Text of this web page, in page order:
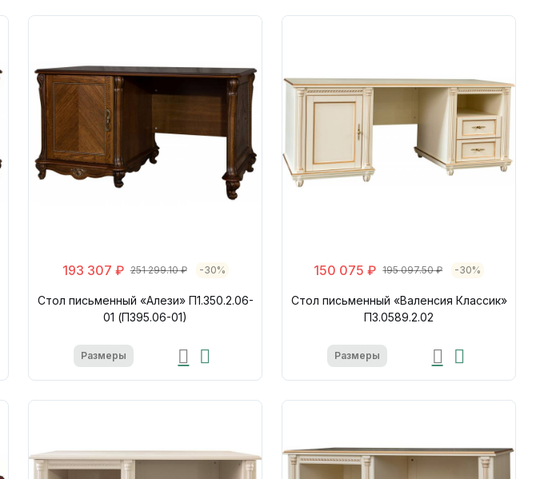
193 307 ₽ 251 299.10 ₽ -30%
Стол письменный «Алези» П1.350.2.06-
01 (П395.06-01)
Размеры
150 075 ₽ 195 097.50 ₽ -30%
Стол письменный «Валенсия Классик»
П3.0589.2.02
Размеры